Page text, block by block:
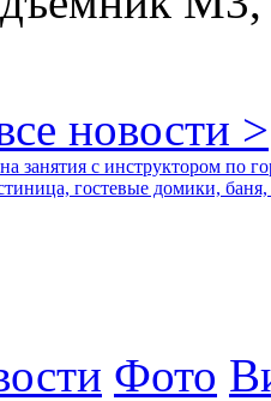
новости >
Фото